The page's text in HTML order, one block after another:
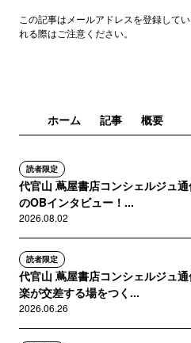
この記事はメールアドレスを登録して
れる際はご注意ください。
ホーム 記事 概要
読者限定
代官山 蔦屋書店コンシェルジュ
のOBインタビュー！...
2026.08.02
読者限定
代官山 蔦屋書店コンシェルジュ
楽が交差する場をつく...
2026.06.26